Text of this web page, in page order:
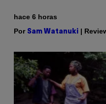
hace 6 horas
Por Sam Watanuki |